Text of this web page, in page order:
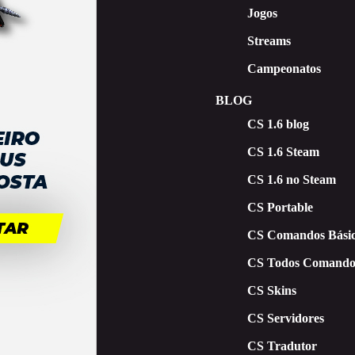
Jogos
Streams
Campeonatos
BLOG
CS 1.6 blog
CS 1.6 Steam
CS 1.6 no Steam
CS Portable
CS Comandos
CS Todos
CS Skins
CS Servidores
CS Tradutor